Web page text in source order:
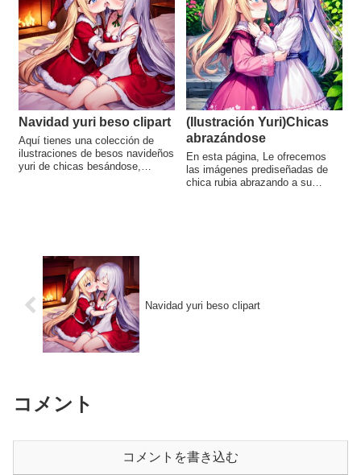
Navidad yuri beso clipart
Aquí tienes una colección de
ilustraciones de besos navideños
yuri de chicas besándose,
(Ilustración Yuri)Chicas
abrazándose
En esta página, Le ofrecemos
las imágenes prediseñadas de
chica rubia abrazando a su
Navidad yuri beso clipart
コメント
コメントを書き込む